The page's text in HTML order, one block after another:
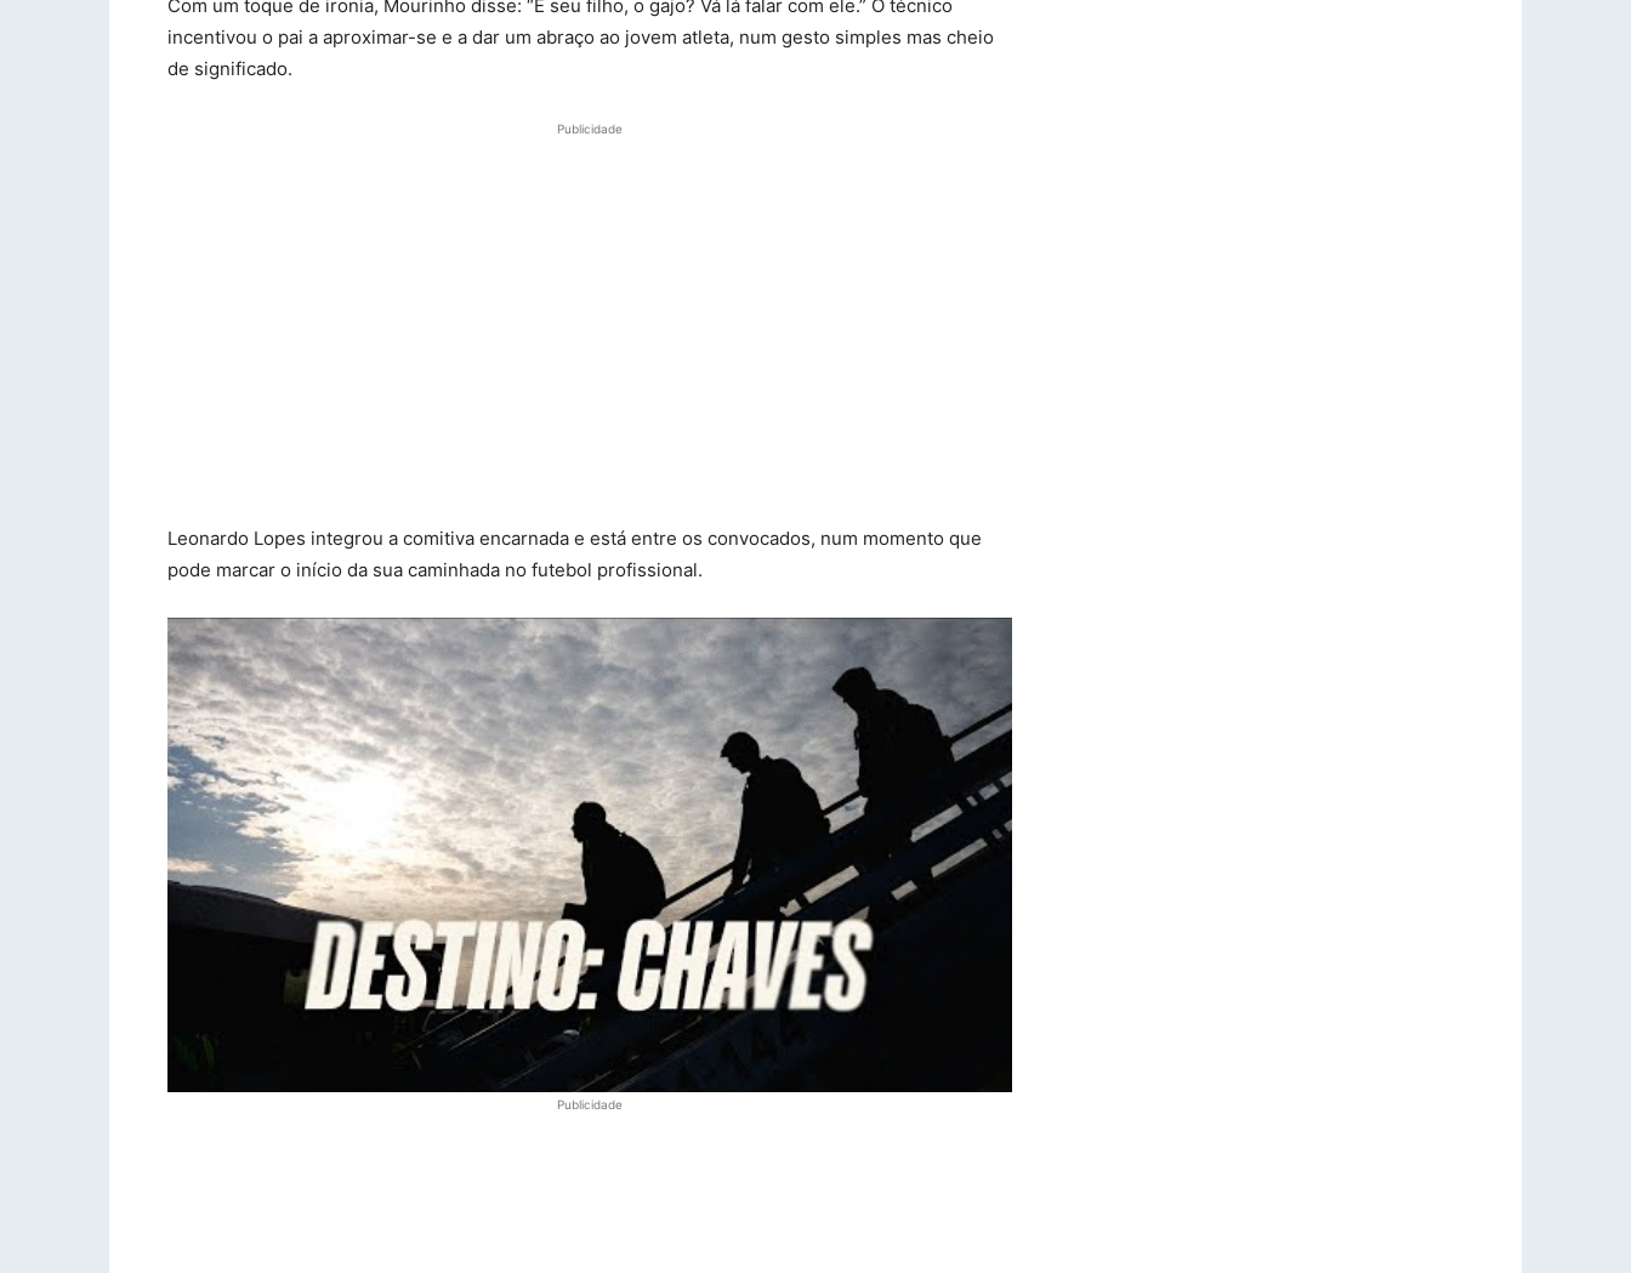
Com um toque de ironia, Mourinho disse: “É seu filho, o gajo? Vá lá falar com ele.” O técnico
incentivou o pai a aproximar-se e a dar um abraço ao jovem atleta, num gesto simples mas cheio
de significado.
Publicidade
Leonardo Lopes integrou a comitiva encarnada e está entre os convocados, num momento que
pode marcar o início da sua caminhada no futebol profissional.
Publicidade